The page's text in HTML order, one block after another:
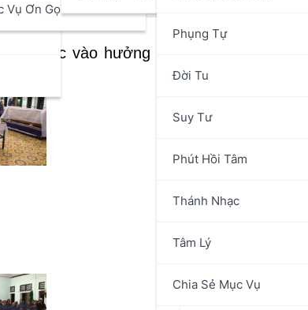
Vụ Ơn Gọi
Phụng Tự
Đời Tu
Suy Tư
Phút Hồi Tâm
Thánh Nhạc
Tâm Lý
Chia Sẻ Mục Vụ
được vào hưởng hạnh phúc Nước Trời.